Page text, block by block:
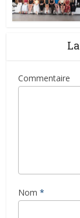
Commentaire
Nom *